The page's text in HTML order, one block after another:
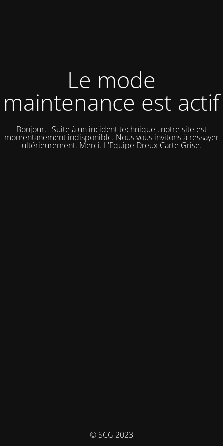
Le mode
maintenance est actif
Bonjour, Suite à un incident technique , notre site est
momentanement indisponible. Nous vous invitons à ressayer
ultérieurement. Merci. L'Equipe Dreux Carte Grise.
© SCG 2023